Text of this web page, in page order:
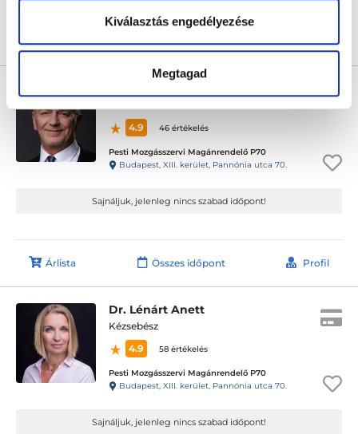
Kiválasztás engedélyezése
Megtagad
Árlista Összes időpont Profil
4.9
46 értékelés
Pesti Mozgásszervi Magánrendelő P70
Budapest, XIII. kerület, Pannónia utca 70.
Sajnáljuk, jelenleg nincs szabad időpont!
Árlista Összes időpont Profil
Dr. Lénárt Anett
Kézsebész
4.9
58 értékelés
Pesti Mozgásszervi Magánrendelő P70
Budapest, XIII. kerület, Pannónia utca 70.
Sajnáljuk, jelenleg nincs szabad időpont!